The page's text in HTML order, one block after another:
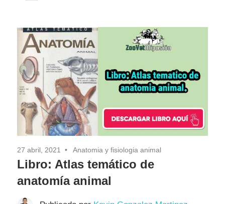
27 abril, 2021 Anatomia y fisiologia animal
Libro: Atlas temático de
anatomía animal